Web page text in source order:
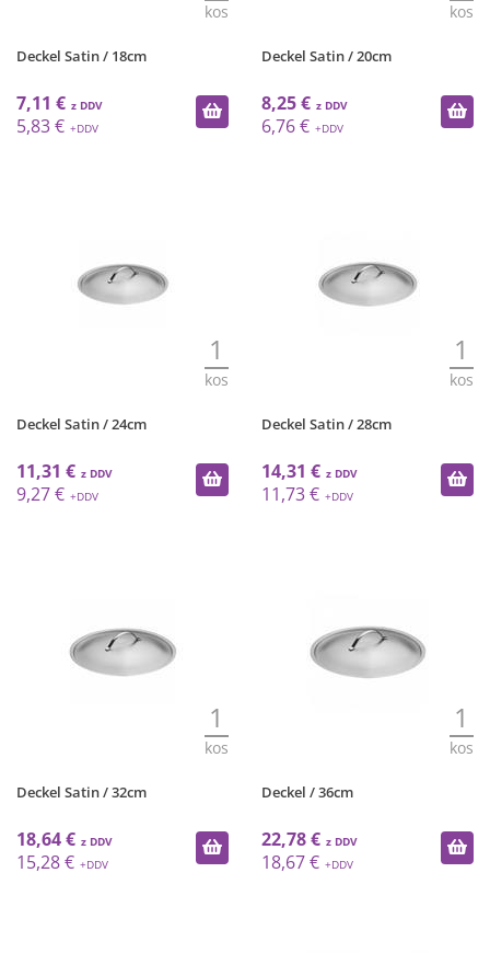
kos
Deckel Satin / 18cm
7,11 €
5,83 €
kos
Deckel Satin / 20cm
8,25 €
6,76 €
1
kos
Deckel Satin / 24cm
11,31 €
9,27 €
1
kos
Deckel Satin / 28cm
14,31 €
11,73 €
1
kos
Deckel Satin / 32cm
18,64 €
15,28 €
1
kos
Deckel / 36cm
22,78 €
18,67 €